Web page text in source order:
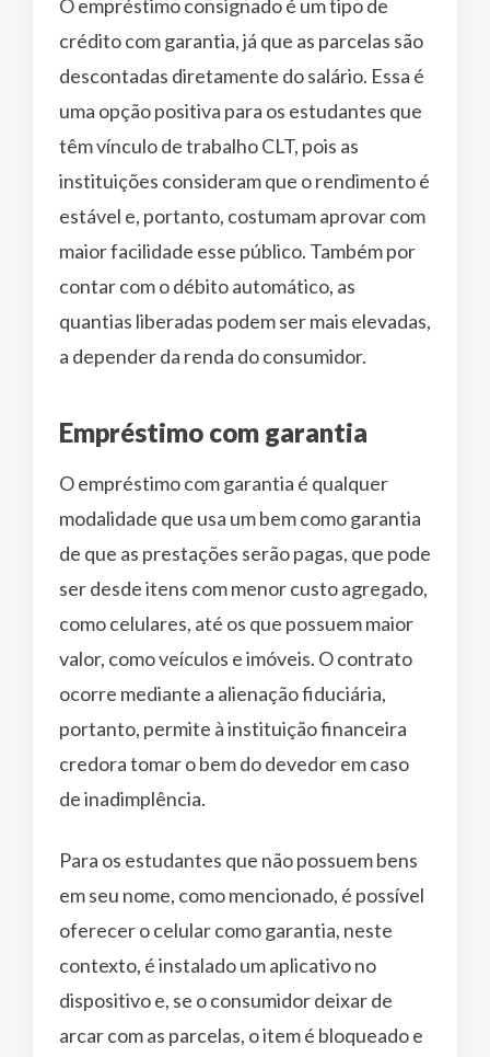
O empréstimo consignado é um tipo de
crédito com garantia, já que as parcelas são
descontadas diretamente do salário. Essa é
uma opção positiva para os estudantes que
têm vínculo de trabalho CLT, pois as
instituições consideram que o rendimento é
estável e, portanto, costumam aprovar com
maior facilidade esse público. Também por
contar com o débito automático, as
quantias liberadas podem ser mais elevadas,
a depender da renda do consumidor.
Empréstimo com garantia
O empréstimo com garantia é qualquer
modalidade que usa um bem como garantia
de que as prestações serão pagas, que pode
ser desde itens com menor custo agregado,
como celulares, até os que possuem maior
valor, como veículos e imóveis. O contrato
ocorre mediante a alienação fiduciária,
portanto, permite à instituição financeira
credora tomar o bem do devedor em caso
de inadimplência.
Para os estudantes que não possuem bens
em seu nome, como mencionado, é possível
oferecer o celular como garantia, neste
contexto, é instalado um aplicativo no
dispositivo e, se o consumidor deixar de
arcar com as parcelas, o item é bloqueado e